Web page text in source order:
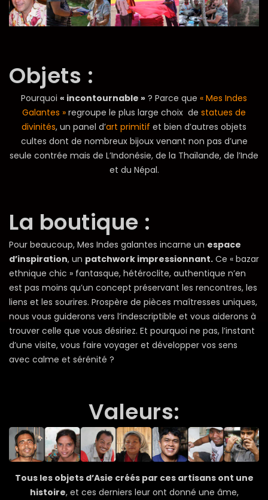
Objets :
Pourquoi « incontournable » ? Parce que « Mes Indes
Galantes » regroupe le plus large choix de statues de
divinités, un panel d’art primitif et bien d’autres objets
cultes dont de nombreux bijoux venant non pas d’une
seule contrée mais de L’Indonésie, de la Thaïlande, de l’Inde
et du Népal.
La boutique :
Pour beaucoup, Mes Indes galantes incarne un espace
d’inspiration, un patchwork impressionnant. Ce « bazar
ethnique chic » fantasque, hétéroclite, authentique n’en
est pas moins qu’un concept préservant les rencontres, les
liens et les sourires. Prospère de pièces maîtresses uniques,
nous vous guiderons vers l’indescriptible et vous aiderons à
trouver celle que vous désiriez. Et pourquoi ne pas, l’instant
d’une visite, vous faire voyager et développer vos sens
avec calme et sérénité ?
Valeurs:
Tous les objets d’Asie créés par ces artisans ont une
histoire, et ces derniers leur ont donné une âme,